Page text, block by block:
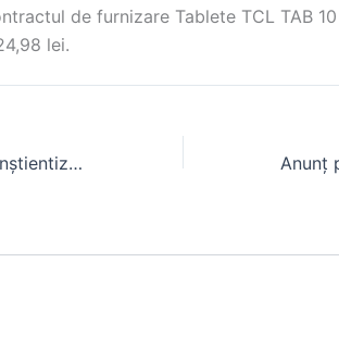
de furnizare Tablete TCL TAB 10
lei.
Luna interațională de conștientizare a cancerului la sân